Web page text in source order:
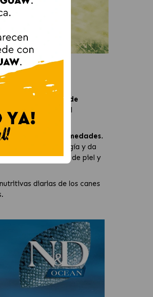
alrededor del
65% de
como elbacalao
, el
el riesgo de enfermedades.
de energía y da
infecciones de piel y
diarias de los canes